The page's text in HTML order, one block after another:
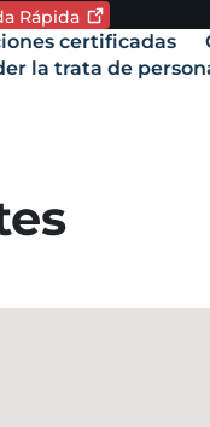
Idioma actual:
Rápida
certificadas
la trata de